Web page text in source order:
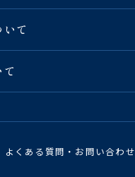
て
よくある質問・お問い合わせ